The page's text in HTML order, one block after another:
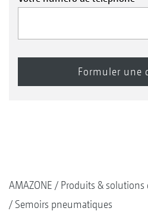
AMAZONE Produits & solutions
Semoirs pneumatiques